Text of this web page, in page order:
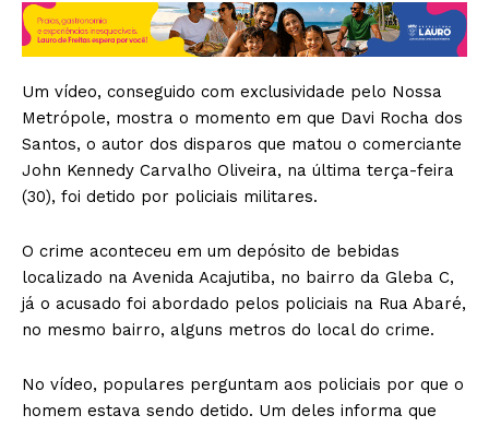
Um vídeo, conseguido com exclusividade pelo Nossa
Metrópole, mostra o momento em que Davi Rocha dos
Santos, o autor dos disparos que matou o comerciante
John Kennedy Carvalho Oliveira, na última terça-feira
(30), foi detido por policiais militares.
O crime aconteceu em um depósito de bebidas
localizado na Avenida Acajutiba, no bairro da Gleba C,
já o acusado foi abordado pelos policiais na Rua Abaré,
no mesmo bairro, alguns metros do local do crime.
No vídeo, populares perguntam aos policiais por que o
homem estava sendo detido. Um deles informa que